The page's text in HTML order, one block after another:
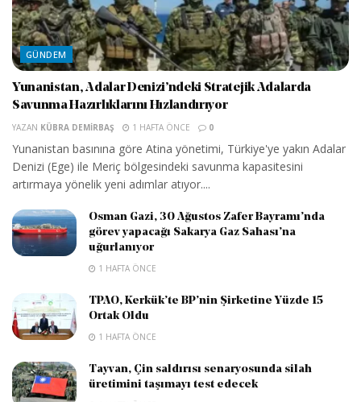
GÜNDEM
Yunanistan, Adalar Denizi’ndeki Stratejik Adalarda
Savunma Hazırlıklarını Hızlandırıyor
YAZAN KÜBRA DEMIRBAŞ 1 HAFTA ÖNCE 0
Yunanistan basınına göre Atina yönetimi, Türkiye'ye yakın Adalar
Denizi (Ege) ile Meriç bölgesindeki savunma kapasitesini
artırmaya yönelik yeni adımlar atıyor....
Osman Gazi, 30 Ağustos Zafer Bayramı’nda
görev yapacağı Sakarya Gaz Sahası’na
uğurlanıyor
1 HAFTA ÖNCE
TPAO, Kerkük’te BP’nin Şirketine Yüzde 15
Ortak Oldu
1 HAFTA ÖNCE
Tayvan, Çin saldırısı senaryosunda silah
üretimini taşımayı test edecek